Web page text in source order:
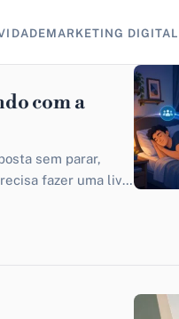
MARKETING DIGITAL
com a
sem parar,
fazer uma live